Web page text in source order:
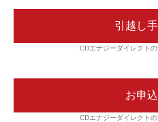
引越し
CDエナジーダイレクト
お申
CDエナジーダイレクト